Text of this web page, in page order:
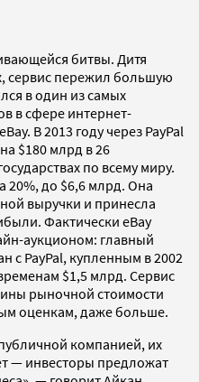
битвы. Дитя
сервис пережил большую
в один из самых
в сфере интернет-
В 2013 году через PayPal
$180 млрд в 26
по всему миру.
20%, до $6,6 млрд. Она
выручки и принесла
Фактически eBay
аукционом: главный
с PayPal, купленным в 2002
$1,5 млрд. Сервис
рыночной стоимости
оценкам, даже больше.
компанией, их
— инвесторы предложат